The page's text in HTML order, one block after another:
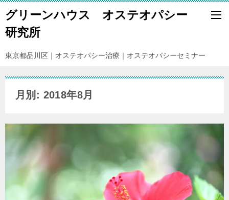
グリーンハウス オステオパシー
研究所
東京都品川区｜オステオパシー治療｜オステオパシーセミナー
月別: 2018年8月